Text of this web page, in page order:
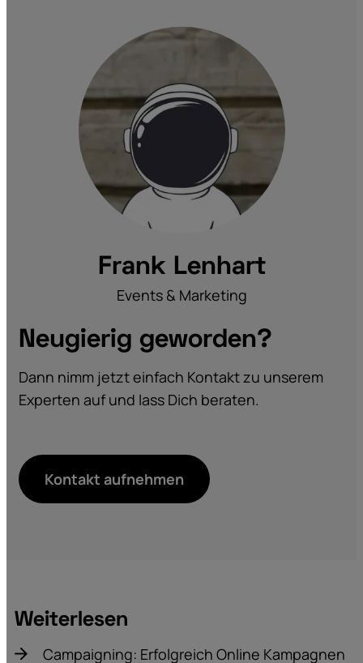
Frank Lenhart
Events & Marketing
Neugierig geworden?
Dann nimm jetzt einfach Kontakt zu unserem
Experten auf und lass Dich beraten.
Kontakt aufnehmen
Weiterlesen
Campaigning: Erfolgreich Online Kampagnen